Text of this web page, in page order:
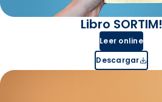
Libro SORTIM!
Leer online
Descargar